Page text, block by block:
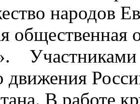
народов
общественная
Участниками
движения
В работе